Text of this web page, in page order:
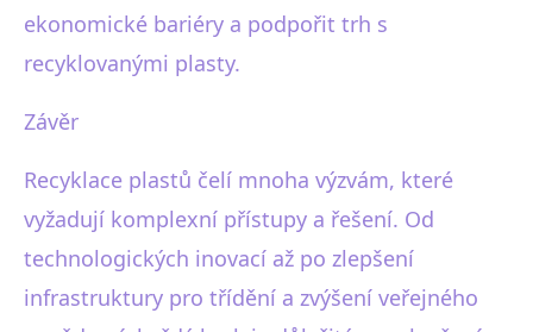
ekonomické bariéry a podpořit trh s
recyklovanými plasty.
Závěr
Recyklace plastů čelí mnoha výzvám, které
vyžadují komplexní přístupy a řešení. Od
technologických inovací až po zlepšení
infrastruktury pro třídění a zvýšení veřejného